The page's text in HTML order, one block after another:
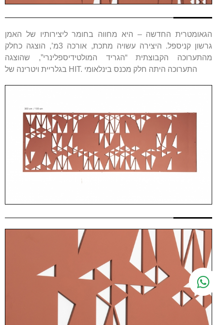
הגאומטרית החדשה – היא מחווה בחומר ליצירותיו של האמן
גרשון קניספל. היצירה עשויה מתכת, אורכה 3מ’, הוצגה כחלק
מהתערוכה הקבוצתית “הגריד המולטידיספלינרי”, שהוצגה
בגלריית ויטרינה של HIT. התערוכה היתה חלק מכנס בינלאומי